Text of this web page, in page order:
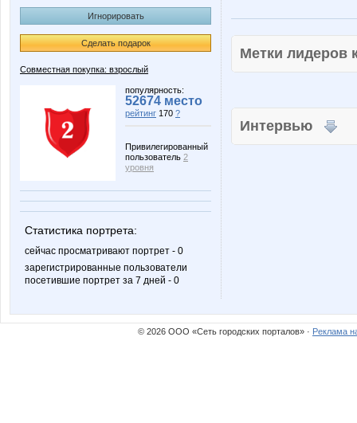
Игнорировать
Сделать подарок
Совместная покупка: взрослый
популярность:
52674 место
рейтинг 170 ?
Привилегированный
пользователь 2
уровня
Статистика портрета:
сейчас просматривают портрет - 0
зарегистрированные пользователи
посетившие портрет за 7 дней - 0
Метки
Интервью
© 2026 ООО «Сеть городских порталов» · Реклама